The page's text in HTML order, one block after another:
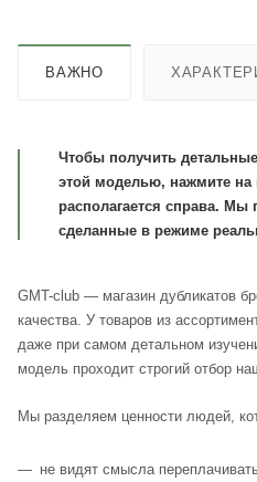
ВАЖНО
Чтобы получить
этой моделью, нажмите
располагается справа.
сделанные в режиме
GMT-club — магазин дубликатов
качества. У товаров из
даже при самом детальном
модель проходит строгий отбор
Мы разделяем ценности людей,
не видят смысла